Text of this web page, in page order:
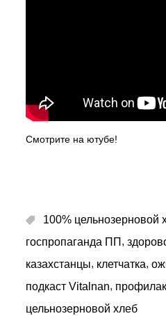
Смотрите на ютубе!
100% цельнозерновой
госпропаганда ПП ,
казахстанцы, клетчатка,
подкаст Vitalnan,
цельнозерновой хлеб